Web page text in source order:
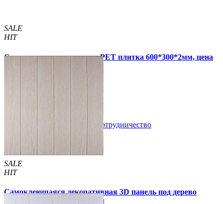
SALE
HIT
Самоклеящаяся стеновая PET плитка 600*300*2мм, цена
Сотрудничество
SALE
HIT
Самоклеющаяся декоративная 3D панель под дерево
молочный дуб 700x700x5мм